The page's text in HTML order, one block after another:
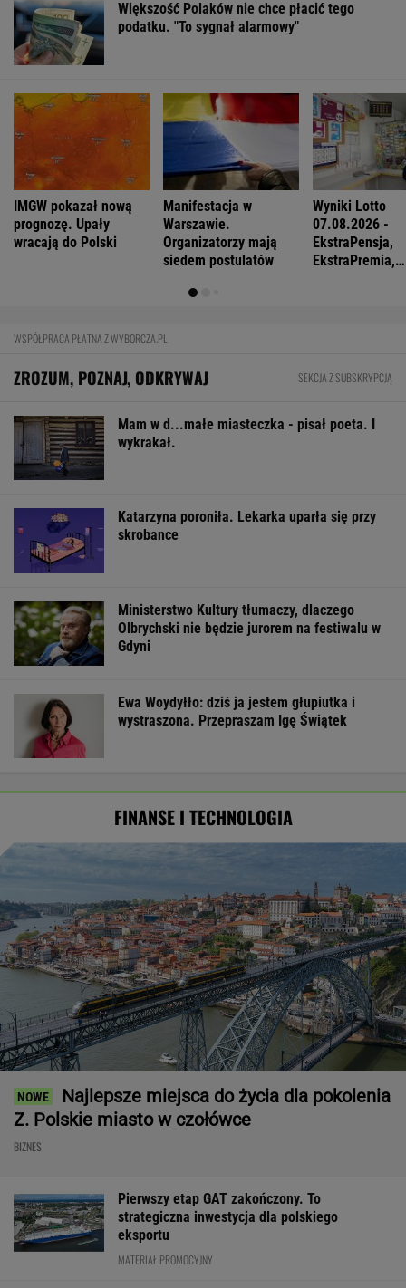
Większość Polaków nie chce płacić tego
podatku. "To sygnał alarmowy"
IMGW pokazał nową
prognozę. Upały
wracają do Polski
Manifestacja w
Warszawie.
Organizatorzy mają
siedem postulatów
Wyniki Lotto
07.08.2026 -
EkstraPensja,
EkstraPremia,
WSPÓŁPRACA PŁATNA Z WYBORCZA.PL
ZROZUM, POZNAJ, ODKRYWAJ SEKCJA Z SUBSKRYPCJĄ
Mam w d...małe miasteczka - pisał poeta. I
wykrakał.
Katarzyna poroniła. Lekarka uparła się przy
skrobance
Ministerstwo Kultury tłumaczy, dlaczego
Olbrychski nie będzie jurorem na festiwalu w
Gdyni
Ewa Woydyłło: dziś ja jestem głupiutka i
wystraszona. Przepraszam Igę Świątek
FINANSE I TECHNOLOGIA
Najlepsze miejsca do życia dla pokolenia
Z. Polskie miasto w czołówce
BIZNES
Pierwszy etap GAT zakończony. To
strategiczna inwestycja dla polskiego
eksportu
MATERIAŁ PROMOCYJNY